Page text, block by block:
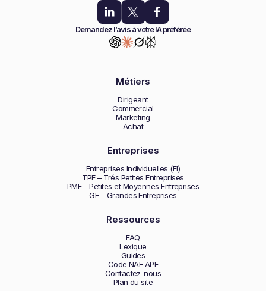
Demandez l’avis à votre IA préférée
Métiers
Dirigeant
Commercial
Marketing
Achat
Entreprises
Entreprises Individuelles (EI)
TPE – Trés Petites Entreprises
PME – Petites et Moyennes Entreprises
GE – Grandes Entreprises
Ressources
FAQ
Lexique
Guides
Code NAF APE
Contactez-nous
Plan du site